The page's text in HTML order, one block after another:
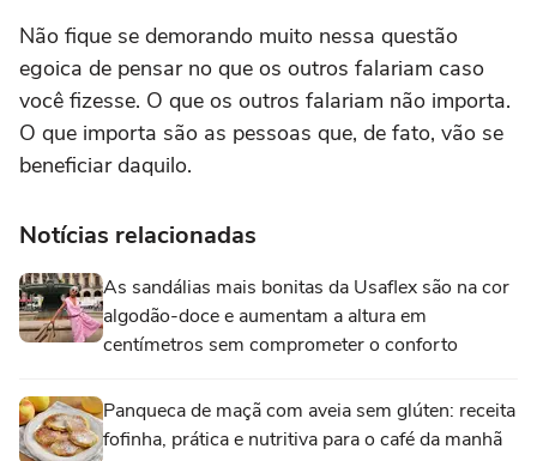
Não fique se demorando muito nessa questão
egoica de pensar no que os outros falariam caso
você fizesse. O que os outros falariam não importa.
O que importa são as pessoas que, de fato, vão se
beneficiar daquilo.
Notícias relacionadas
As sandálias mais bonitas da Usaflex são na cor
algodão-doce e aumentam a altura em
centímetros sem comprometer o conforto
Panqueca de maçã com aveia sem glúten: receita
fofinha, prática e nutritiva para o café da manhã